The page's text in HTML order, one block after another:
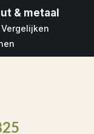
& metaal
Vergelijken